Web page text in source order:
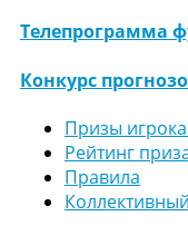
Телепрограмма
Конкурс
Призы
Рейтинг
Правила